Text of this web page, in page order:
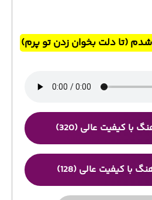
(تا دلت بخوان زدن تو پرم)
با کیفیت عالی (320)
با کیفیت عالی (128)